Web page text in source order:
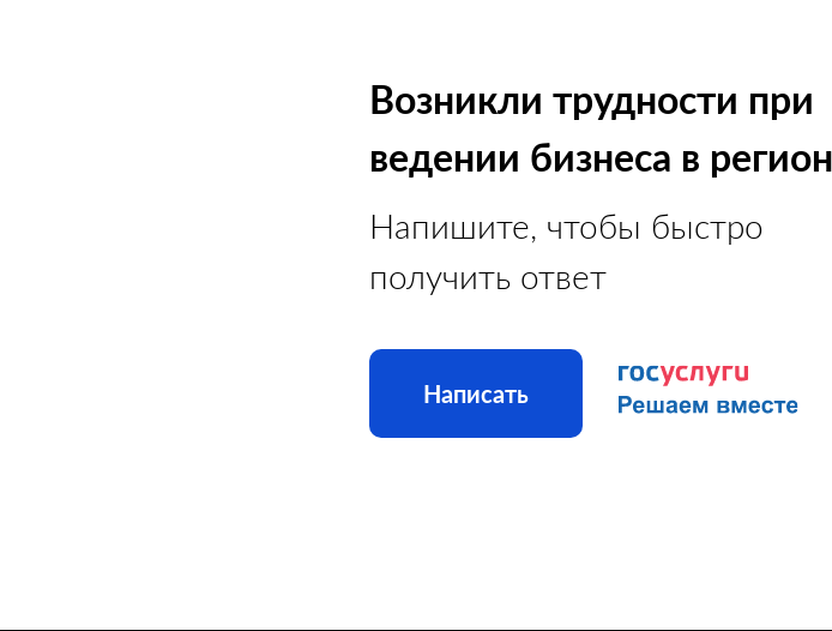
Возникли трудности при
ведении бизнеса в
Напишите, чтобы быстро
получить ответ
Написать